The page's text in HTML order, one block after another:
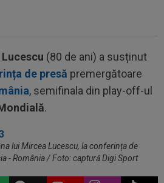
(80 de ani) a susținut
de presă premergătoare
, semifinala din play-off-ul
.
lui Mircea Lucescu, la conferința de
- România / Foto: captură Digi Sport